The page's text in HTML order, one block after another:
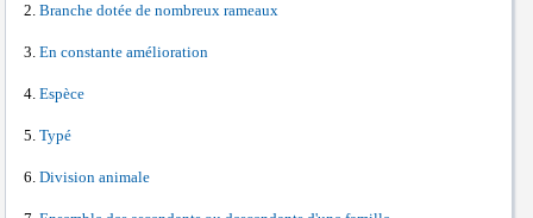
Branche dotée de nombreux rameaux
En constante amélioration
Espèce
Typé
Division animale